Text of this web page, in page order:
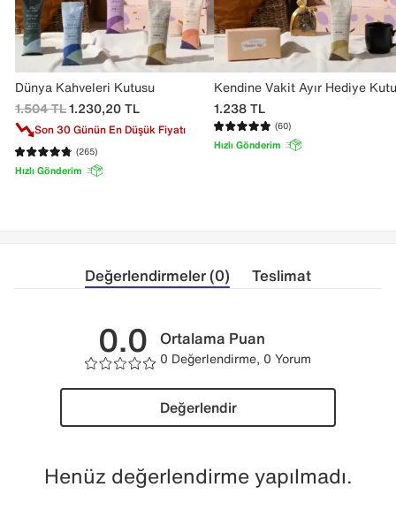
Dünya Kahveleri Kutusu
Son 30 Günün En Düşük Fiyatı
1.504TL1.230,20TL
(265)
Hızlı Gönderim
Kendine Vakit Ayır Hediye
1.238TL
(60)
Hızlı Gönderim
Değerlendirmeler (0) Teslimat
0.0 Ortalama Puan
0 Değerlendirme, 0 Yorum
Değerlendir
Henüz değerlendirme yapılmadı.